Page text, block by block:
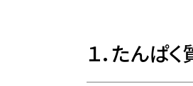
１．たんぱ